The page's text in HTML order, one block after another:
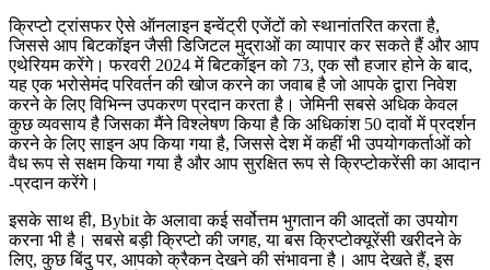
क्रिप्टो ट्रांसफर ऐसे ऑनलाइन इन्वेंट्री एजेंटों को स्थानांतरित करता है,
जिससे आप बिटकॉइन जैसी डिजिटल मुद्राओं का व्यापार कर सकते हैं और आप
एथेरियम करेंगे। फरवरी 2024 में बिटकॉइन को 73, एक सौ हजार होने के बाद,
यह एक भरोसेमंद परिवर्तन की खोज करने का जवाब है जो आपके द्वारा निवेश
करने के लिए विभिन्न उपकरण प्रदान करता है। जेमिनी सबसे अधिक केवल
कुछ व्यवसाय है जिसका मैंने विश्लेषण किया है कि अधिकांश 50 दावों में प्रदर्शन
करने के लिए साइन अप किया गया है, जिससे देश में कहीं भी उपयोगकर्ताओं को
वैध रूप से सक्षम किया गया है और आप सुरक्षित रूप से क्रिप्टोकरेंसी का आदान
-प्रदान करेंगे।
इसके साथ ही, Bybit के अलावा कई सर्वोत्तम भुगतान की आदतों का उपयोग
करना भी है। सबसे बड़ी क्रिप्टो की जगह, या बस क्रिप्टोक्यूरेंसी खरीदने के
लिए, कुछ बिंदु पर, आपको क्रैकन देखने की संभावना है। आप देखते हैं, इस